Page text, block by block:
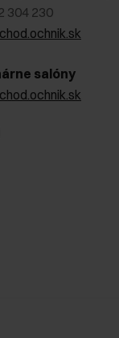
304 230
salóny